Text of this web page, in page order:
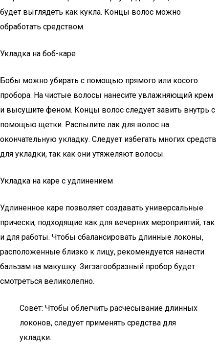
будет выглядеть как кукла. Концы волос можно
обработать средством.
Укладка на боб-каре
Бобы можно убирать с помощью прямого или косого
пробора. На чистые волосы нанесите увлажняющий крем
и высушите феном. Концы волос следует завить внутрь с
помощью щетки. Распылите лак для волос на
окончательную укладку. Следует избегать многих средств
для укладки, так как они утяжеляют волосы.
Укладка на каре с удлинением
Удлиненное каре позволяет создавать универсальные
прически, подходящие как для вечерних мероприятий, так
и для работы. Чтобы сбалансировать длинные локоны,
расположенные близко к лицу, рекомендуется нанести
бальзам на макушку. Зигзагообразный пробор будет
смотреться великолепно.
Совет: Чтобы облегчить расчесывание длинных
локонов, следует применять средства для
укладки.